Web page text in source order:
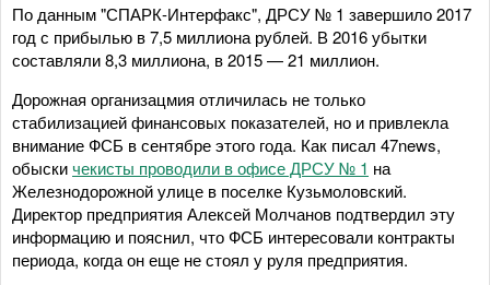
По данным "СПАРК-Интерфакс", ДРСУ № 1 завершило 2017
год с прибылью в 7,5 миллиона рублей. В 2016 убытки
составляли 8,3 миллиона, в 2015 — 21 миллион.
Дорожная организацмия отличилась не только
стабилизацией финансовых показателей, но и привлекла
внимание ФСБ в сентябре этого года. Как писал 47news,
обыскичекисты проводили в офисе ДРСУ № 1 на
Железнодорожной улице в поселке Кузьмоловский.
Директор предприятия Алексей Молчанов подтвердил эту
информацию и пояснил, что ФСБ интересовали контракты
периода, когда он еще не стоял у руля предприятия.